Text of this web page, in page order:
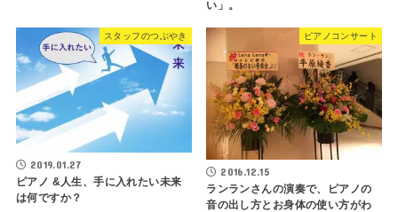
い」。
スタッフのつぶやき
2019.01.27
ピアノ &人生、手に入れたい未来
は何ですか？
ピアノコンサート
2016.12.15
ランランさんの演奏で、ピアノの
音の出し方とお身体の使い方がわ